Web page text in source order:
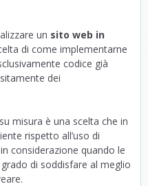
un sito web in
di come implementarne
codice già
dei
su misura è una scelta che in
rispetto all’uso di
considerazione quando le
di soddisfare al meglio